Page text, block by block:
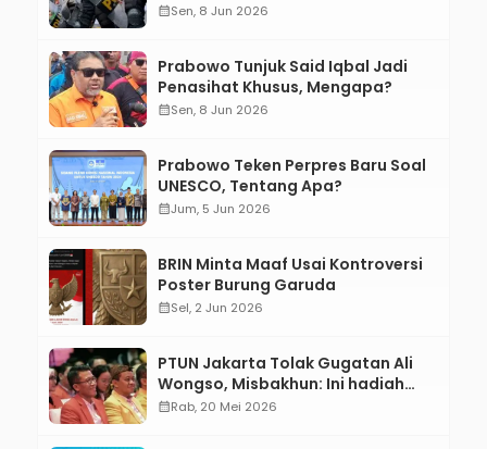
calendar_monthSen, 8 Jun 2026
Prabowo Tunjuk Said Iqbal Jadi
Penasihat Khusus, Mengapa?
calendar_monthSen, 8 Jun 2026
Prabowo Teken Perpres Baru Soal
UNESCO, Tentang Apa?
calendar_monthJum, 5 Jun 2026
BRIN Minta Maaf Usai Kontroversi
Poster Burung Garuda
calendar_monthSel, 2 Jun 2026
PTUN Jakarta Tolak Gugatan Ali
Wongso, Misbakhun: Ini hadiah
Ulang Tahun Ke-66 SOKSI
calendar_monthRab, 20 Mei 2026